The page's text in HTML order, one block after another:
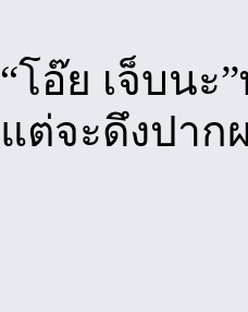
“โอ๊ย เจ็บน
แต่จะดึงปาก